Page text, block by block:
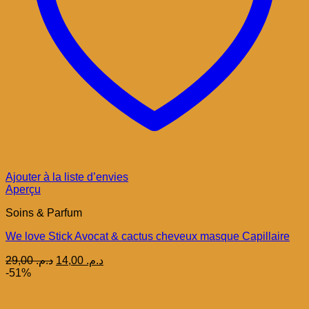
Ajouter à la liste d’envies
Aperçu
Soins & Parfum
We love Stick Avocat & cactus cheveux masque Capillaire
د.م.29,00
Le
د.م.Le
-51%